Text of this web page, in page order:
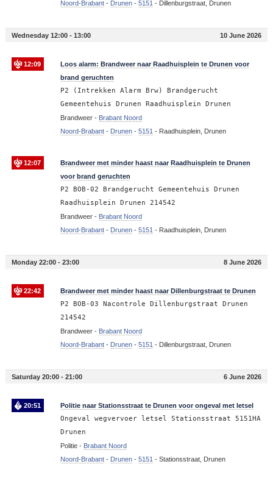
Noord-Brabant- Drunen- 5151 - Dillenburgstraat, Drunen
Wednesday 12:00 - 13:00 10 June 2026
12:09
Loos alarm: Brandweer naar Raadhuisplein te Drunen voor
brand geruchten
P2 (Intrekken Alarm Brw) Brandgerucht
Gemeentehuis Drunen Raadhuisplein Drunen
Brandweer - Brabant Noord
Noord-Brabant- Drunen- 5151 - Raadhuisplein, Drunen
12:07
Brandweer met minder haast naar Raadhuisplein te Drunen
voor brand geruchten
P2 BOB-02 Brandgerucht Gemeentehuis Drunen
Raadhuisplein Drunen 214542
Brandweer - Brabant Noord
Noord-Brabant- Drunen- 5151 - Raadhuisplein, Drunen
Monday 22:00 - 23:00 8 June 2026
22:42 Brandweer met minder haast naar Dillenburgstraat te Drunen
P2 BOB-03 Nacontrole Dillenburgstraat Drunen
214542
Brandweer - Brabant Noord
Noord-Brabant- Drunen- 5151 - Dillenburgstraat, Drunen
Saturday 20:00 - 21:00 6 June 2026
20:51 Politie naar Stationsstraat te Drunen voor ongeval met letsel
Ongeval wegvervoer letsel Stationsstraat 5151HA
Drunen
Politie - Brabant Noord
Noord-Brabant- Drunen- 5151 - Stationsstraat, Drunen